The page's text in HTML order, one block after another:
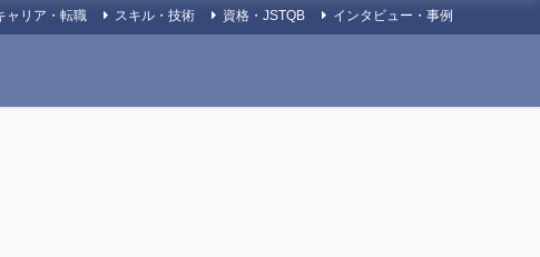
ャリア・転職 スキル・技術 資格・JSTQB インタビュー・事例